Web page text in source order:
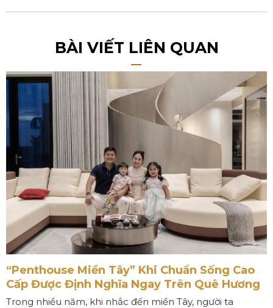
BÀI VIẾT LIÊN QUAN
“Penthouse Miền Tây” Khi Chuẩn Sống Cao
Cấp Được Định Nghĩa Ngay Trên Quê Hương
Trong nhiều năm, khi nhắc đến miền Tây, người ta